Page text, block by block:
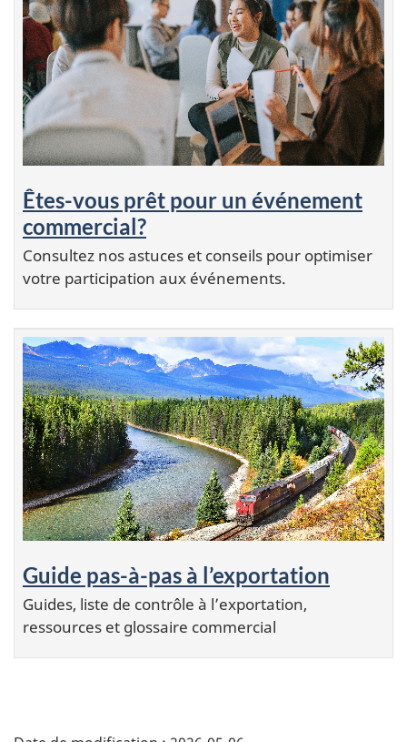
Êtes-vous prêt pour un événement
commercial?
Consultez nos astuces et conseils pour optimiser
votre participation aux événements.
Guide pas-à-pas à l’exportation
Guides, liste de contrôle à l’exportation,
ressources et glossaire commercial